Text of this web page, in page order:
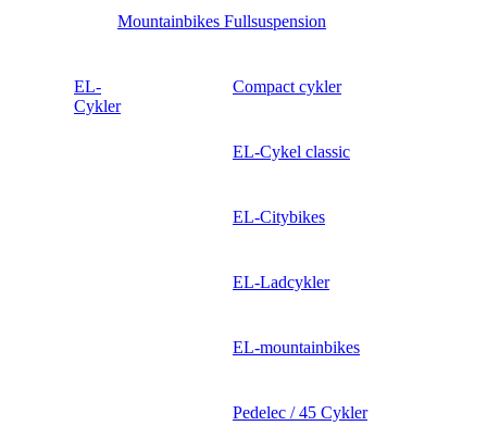
Mountainbikes Fullsuspension
EL-
Cykler
Compact cykler
EL-Cykel classic
EL-Citybikes
EL-Ladcykler
EL-mountainbikes
Pedelec / 45 Cykler